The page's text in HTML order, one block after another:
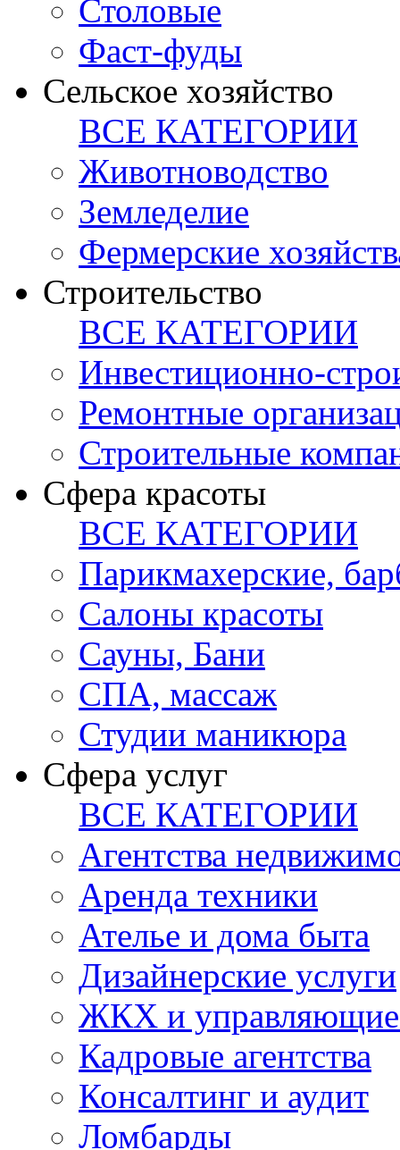
Столовые
Фаст-фуды
Сельское хозяйство
ВСЕ КАТЕГОРИИ
Животноводство
Земледелие
Фермерские
Строительство
ВСЕ КАТЕГОРИИ
Инвестиционно-
Ремонтные
Строительные
Сфера красоты
ВСЕ КАТЕГОРИИ
Парикмахерские,
Салоны красоты
Сауны, Бани
СПА, массаж
Студии маникюра
Сфера услуг
ВСЕ КАТЕГОРИИ
Агентства
Аренда техники
Ателье и дома быта
Дизайнерские услуги
ЖКХ и управляющие
Кадровые агентства
Консалтинг и аудит
Ломбарды